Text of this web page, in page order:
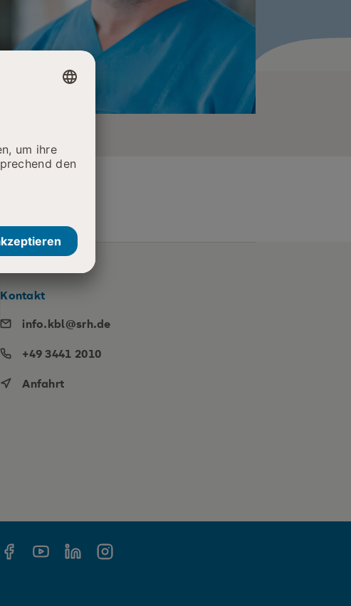
Kontakt
info.kbl@srh.de
+49 3441 2010
Anfahrt
FacebookYoutubeLinkedinInstagram